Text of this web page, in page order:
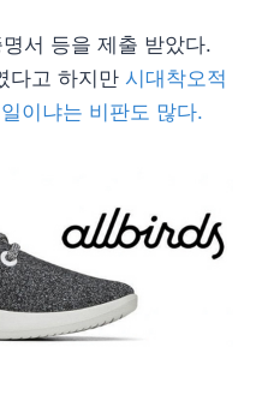
서 등을 제출 받았다.
다고 하지만 시대착오적
이냐는 비판도 많다.